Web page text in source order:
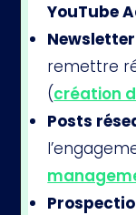
YouTube
remettre
(création
Posts